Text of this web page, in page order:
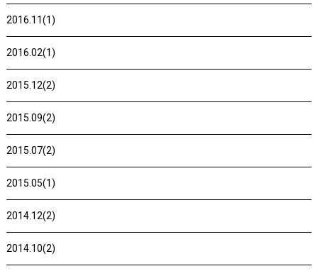
2016.11(1)
2016.02(1)
2015.12(2)
2015.09(2)
2015.07(2)
2015.05(1)
2014.12(2)
2014.10(2)